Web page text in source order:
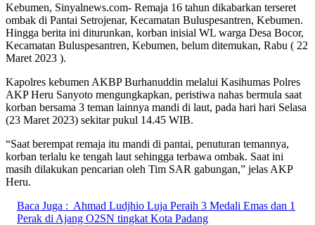
Kebumen, Sinyalnews.com- Remaja 16 tahun dikabarkan terseret
ombak di Pantai Setrojenar, Kecamatan Buluspesantren, Kebumen.
Hingga berita ini diturunkan, korban inisial WL warga Desa Bocor,
Kecamatan Buluspesantren, Kebumen, belum ditemukan, Rabu ( 22
Maret 2023 ).
Kapolres kebumen AKBP Burhanuddin melalui Kasihumas Polres
AKP Heru Sanyoto mengungkapkan, peristiwa nahas bermula saat
korban bersama 3 teman lainnya mandi di laut, pada hari hari Selasa
(23 Maret 2023) sekitar pukul 14.45 WIB.
“Saat berempat remaja itu mandi di pantai, penuturan temannya,
korban terlalu ke tengah laut sehingga terbawa ombak. Saat ini
masih dilakukan pencarian oleh Tim SAR gabungan,” jelas AKP
Heru.
Baca Juga : Ahmad Ludjhio Luja Peraih 3 Medali Emas dan 1
Perak di Ajang O2SN tingkat Kota Padang